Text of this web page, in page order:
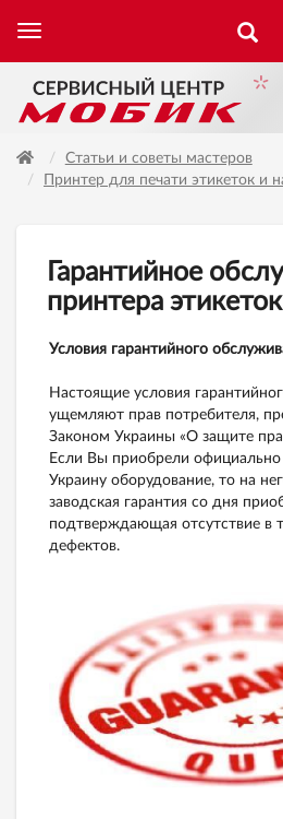
Статьи и советы мастеров
Принтер для печати этикеток и
Гарантийное
принтера этикеток
Условия гарантийного
Настоящие условия
ущемляют прав потребителя,
Законом Украины «О защите
Если Вы приобрели официально
Украину оборудование, то на
заводская гарантия со дня
подтверждающая отсутствие в
дефектов.